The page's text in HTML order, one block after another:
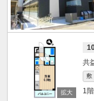
敷
1階